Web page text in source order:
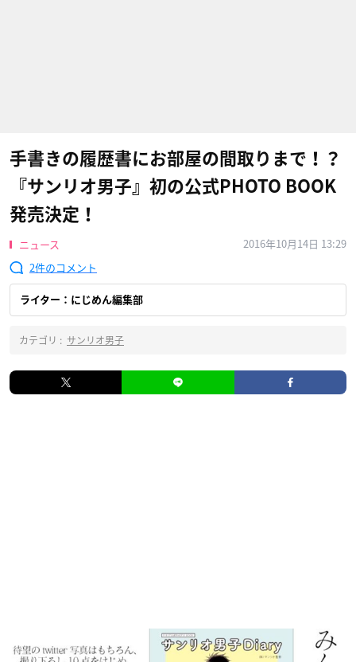
手書きの履歴書にお部屋の間取りまで！？
『サンリオ男子』初の公式PHOTO BOOK
発売決定！
ニュース
2016年10月14日 13:29
2
ライター：にじめん編集部
カテゴリ : サンリオ男子